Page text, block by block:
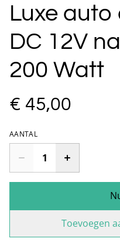
Luxe
DC 12V
200 Watt
€ 45,00
AANTAL
Toevoegen